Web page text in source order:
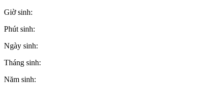
Giờ sinh:
Phút sinh:
Ngày sinh:
Tháng sinh:
Năm sinh: